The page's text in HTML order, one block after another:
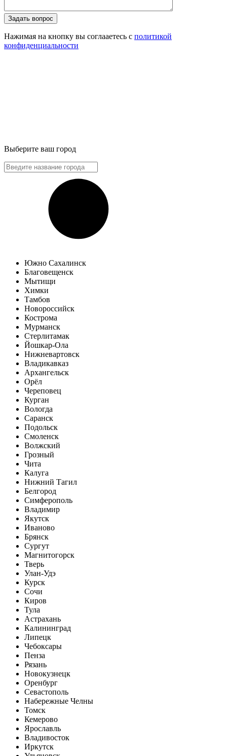
Задать вопрос
Нажимая на кнопку вы соглааетесь с политикой
конфиденциальности
Выберите ваш город
Южно Сахалинск
Благовещенск
Мытищи
Химки
Тамбов
Новороссийск
Кострома
Мурманск
Стерлитамак
Йошкар-Ола
Нижневартовск
Владикавказ
Архангельск
Орёл
Череповец
Курган
Вологда
Саранск
Подольск
Смоленск
Волжский
Грозный
Чита
Калуга
Нижний Тагил
Белгород
Симферополь
Владимир
Якутск
Иваново
Брянск
Сургут
Магнитогорск
Тверь
Улан-Удэ
Курск
Сочи
Киров
Тула
Астрахань
Калининград
Липецк
Чебоксары
Пенза
Рязань
Новокузнецк
Оренбург
Севастополь
Набережные Челны
Томск
Кемерово
Ярославль
Владивосток
Иркутск